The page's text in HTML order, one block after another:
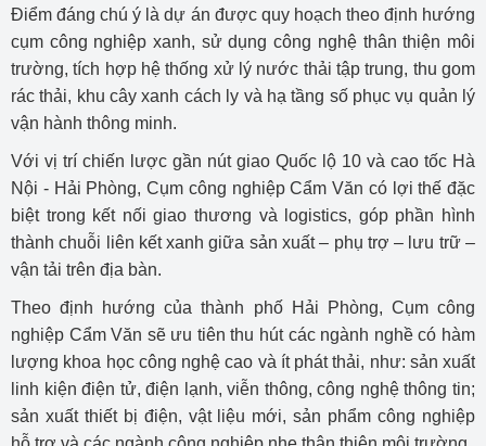
Điểm đáng chú ý là dự án được quy hoạch theo định hướng
cụm công nghiệp xanh, sử dụng công nghệ thân thiện môi
trường, tích hợp hệ thống xử lý nước thải tập trung, thu gom
rác thải, khu cây xanh cách ly và hạ tầng số phục vụ quản lý
vận hành thông minh.
Với vị trí chiến lược gần nút giao Quốc lộ 10 và cao tốc Hà
Nội - Hải Phòng, Cụm công nghiệp Cẩm Văn có lợi thế đặc
biệt trong kết nối giao thương và logistics, góp phần hình
thành chuỗi liên kết xanh giữa sản xuất – phụ trợ – lưu trữ –
vận tải trên địa bàn.
Theo định hướng của thành phố Hải Phòng, Cụm công
nghiệp Cẩm Văn sẽ ưu tiên thu hút các ngành nghề có hàm
lượng khoa học công nghệ cao và ít phát thải, như: sản xuất
linh kiện điện tử, điện lạnh, viễn thông, công nghệ thông tin;
sản xuất thiết bị điện, vật liệu mới, sản phẩm công nghiệp